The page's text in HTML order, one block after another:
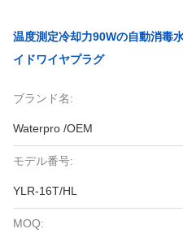
温度測定冷却力90Wの自動消毒
イドワイヤプラグ
ブランド名:
Waterpro /OEM
モデル番号:
YLR-16T/HL
MOQ: